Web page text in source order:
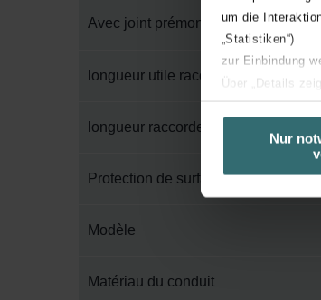
um die
„Statistiken“)
zur Einbindung
Über „Details
unserer
basierend auf
Nur
Avec joint prémonté
longueur utile raccordement 1
longueur raccordement 1
Protection de surface externe
Modèle
Matériau du conduit